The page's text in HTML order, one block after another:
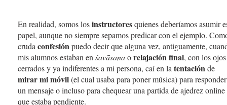
En realidad, somos losinstructoresquienes deberíamos asumir
papel, aunque no siempre sepamos predicar con el ejemplo.
cruda confesión puedo decir que alguna vez, antiguamente,
mis alumnos estaban en śavāsanaorelajación final, con los ojos
cerrados y ya indiferentes a mi persona, caí en la tentación de
mirar mi móvil(el cual usaba para poner música) para responder
un mensaje o incluso para chequear una partida de ajedrez online
que estaba pendiente.